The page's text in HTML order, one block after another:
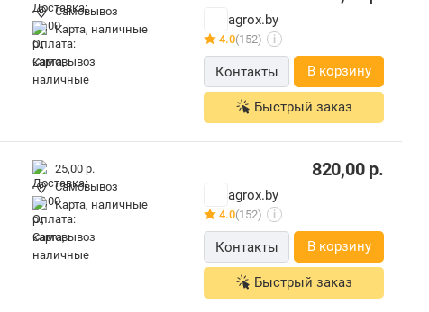
Самовывоз
карта, наличные
agrox.by
4.0(152) i
Контакты В корзину
Быстрый заказ
25,00 р.
Самовывоз
карта, наличные
820,00р.
agrox.by
4.0(152) i
Контакты В корзину
Быстрый заказ